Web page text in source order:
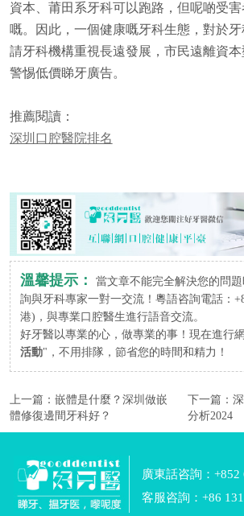
資本、莆田系牙科可以跑路，但呢啲受
嘅。因此，一個健康嘅牙科生態，對於牙
請牙科機構重視長遠發展，市民遠離資本
警惕低價睇牙廣告。
推薦閱讀：
深圳口腔醫院排名
溫馨提示：
當文章不能完全解決您的問
詢與牙科專家一對一交流！粵語咨詢電話：
港)，與專業口腔醫生進行語音交流。
好牙醫以專業的心，做專業的事！現在進行
活動"，不用排隊，節省您的時間和精力！
上一篇： 嵌體是什麼？深圳做嵌
體修復邊間牙科好？
下一篇：
分析2024
廣東話咨詢：+852
客服咨詢：+86